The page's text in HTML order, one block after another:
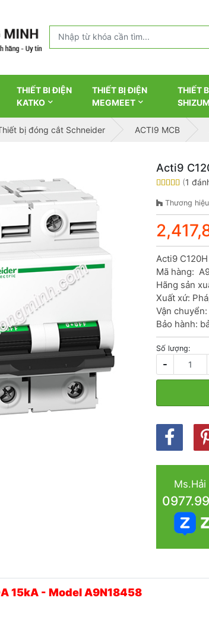
THIẾT BI ĐIỆN
KATKO
THIẾT BỊ ĐIỆN
MEGMEET
THIẾT
bị đóng cắt Schneider ACTI9 MCB
Acti9
(1
Thương
Acti9
Mã hàng:
Hãng sản
Xuất xứ:
Vận
Bảo hành:
Số lượng:
-
Ms.Hải
15kA - Model A9N18458